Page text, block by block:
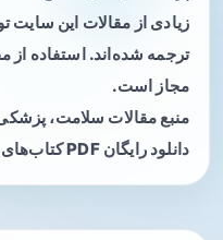
زیادی از مقالات این
ترجمه شده‌اند. استفاده از
مجاز است.
منبع مقالات سلامت،
دانلود رایگان PDF کتاب‌های پزشکی.